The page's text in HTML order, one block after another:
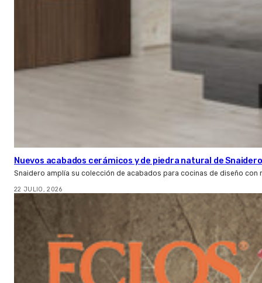
Nuevos acabados cerámicos y de piedra natural de Snaidero
Snaidero amplía su colección de acabados para cocinas de diseño
22 JULIO, 2026